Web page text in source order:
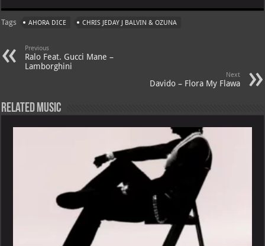
at
s
A
p
gr
a
m
er
es
t
o
o
ai
l
Tags AHORA DICE CHRIS JEDAY J BALVIN & OZUNA
Previous
Ralo Feat. Gucci Mane –
Lamborghini
Next
Davido – Flora My Flawa
Related Music